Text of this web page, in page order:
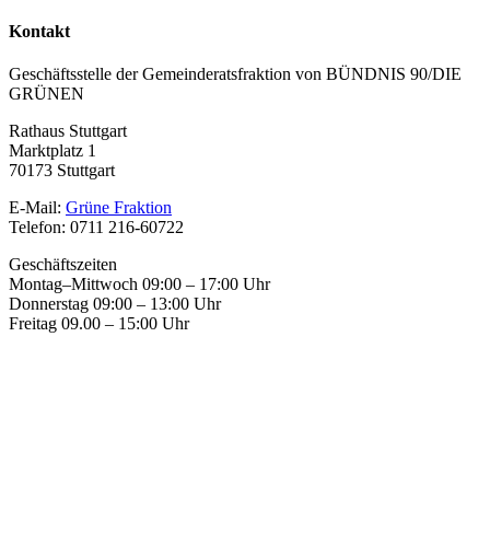
Kontakt
Geschäftsstelle der Gemeinderatsfraktion von BÜNDNIS 90/DIE
GRÜNEN
Rathaus Stuttgart
Marktplatz 1
70173 Stuttgart
E-Mail: Grüne Fraktion
Telefon: 0711 216-60722
Geschäftszeiten
Montag–Mittwoch 09:00 – 17:00 Uhr
Donnerstag 09:00 – 13:00 Uhr
Freitag 09.00 – 15:00 Uhr